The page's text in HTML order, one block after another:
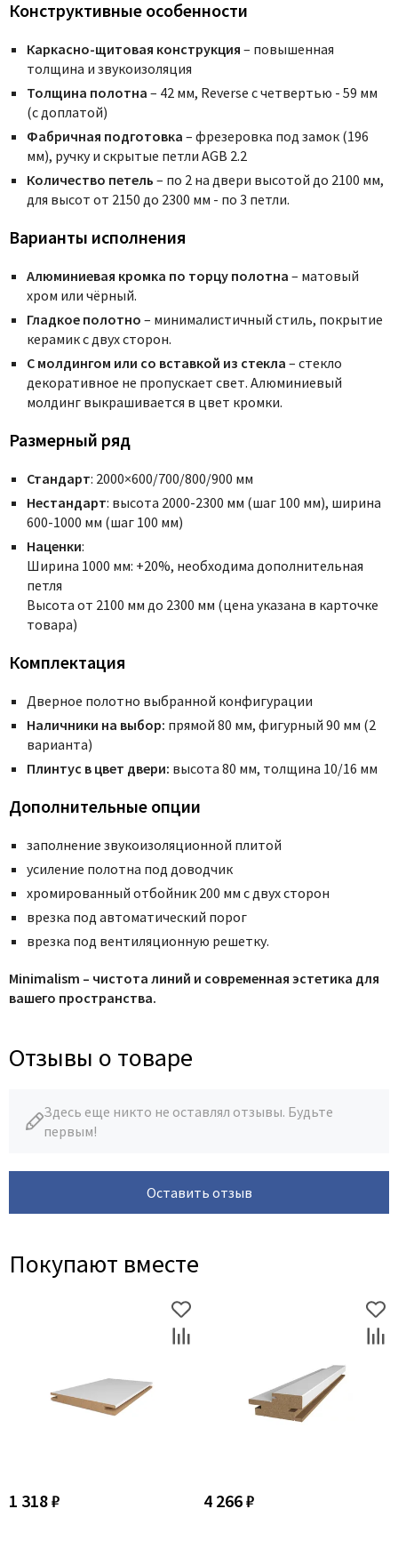
Конструктивные особенности
Каркасно-щитовая конструкция – повышенная
толщина и звукоизоляция
Толщина полотна – 42 мм, Reverse с четвертью - 59 мм
(с доплатой)
Фабричная подготовка – фрезеровка под замок (196
мм), ручку и скрытые петли AGB 2.2
Количество петель – по 2 на двери высотой до 2100 мм,
для высот от 2150 до 2300 мм - по 3 петли.
Варианты исполнения
Алюминиевая кромка по торцу полотна – матовый
хром или чёрный.
Гладкое полотно – минималистичный стиль, покрытие
керамик с двух сторон.
С молдингом или со вставкой из стекла – стекло
декоративное не пропускает свет. Алюминиевый
молдинг выкрашивается в цвет кромки.
Размерный ряд
Стандарт: 2000×600/700/800/900 мм
Нестандарт: высота 2000-2300 мм (шаг 100 мм), ширина
600-1000 мм (шаг 100 мм)
Наценки:
Ширина 1000 мм: +20%, необходима дополнительная
петля
Высота от 2100 мм до 2300 мм (цена указана в карточке
товара)
Комплектация
Дверное полотно выбранной конфигурации
Наличники на выбор: прямой 80 мм, фигурный 90 мм (2
варианта)
Плинтус в цвет двери: высота 80 мм, толщина 10/16 мм
Дополнительные опции
заполнение звукоизоляционной плитой
усиление полотна под доводчик
хромированный отбойник 200 мм с двух сторон
врезка под автоматический порог
врезка под вентиляционную решетку.
Minimalism – чистота линий и современная эстетика для
вашего пространства.
Отзывы о товаре
Здесь еще никто не оставлял отзывы. Будьте
первым!
Оставить отзыв
Покупают вместе
1 318 ₽ 4 266 ₽